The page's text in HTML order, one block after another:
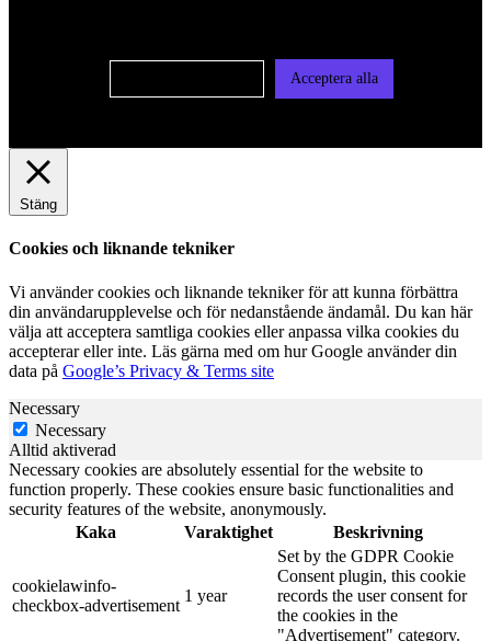
Acceptera alla
Stäng
Cookies och liknande tekniker
Vi använder cookies och liknande tekniker för att kunna förbättra
din användarupplevelse och för nedanstående ändamål. Du kan här
välja att acceptera samtliga cookies eller anpassa vilka cookies du
accepterar eller inte. Läs gärna med om hur Google använder din
data på Google’s Privacy & Terms site
Necessary
Necessary
Alltid aktiverad
Necessary cookies are absolutely essential for the website to
function properly. These cookies ensure basic functionalities and
security features of the website, anonymously.
Kaka
Varaktighet Beskrivning
cookielawinfo-
checkbox-advertisement
1 year
Set by the GDPR Cookie
Consent plugin, this cookie
records the user consent for
the cookies in the
"Advertisement" category.